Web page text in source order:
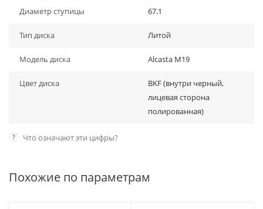
Диаметр ступицы 67.1
Тип диска Литой
Модель диска Alcasta M19
Цвет диска
BKF (внутри черный,
лицевая сторона
полированная)
? Что означают эти цифры?
Похожие по параметрам